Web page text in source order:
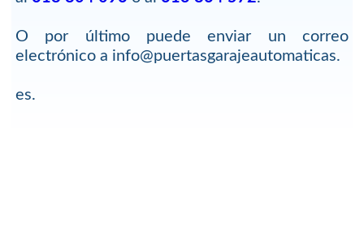
O por último puede enviar un correo
electrónico a info@puertasgarajeautomaticas.
es.